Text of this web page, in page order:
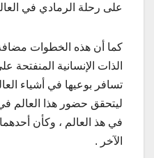
على رحلة الرمادي في
كما أن هذه الخطوات
الذات الإنسانية المنفتحة
تسافر بوعيها في أشياء
ليتحقق حضور هذا العالم
في هذ العالم ، وكأن
الآخر .